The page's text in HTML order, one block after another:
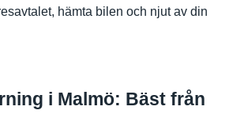
hämta bilen och njut av din
i Malmö: Bäst från